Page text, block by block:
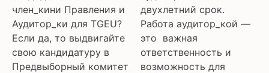
член_кини Правления и
Аудитор_ки для TGEU?
Если да, то выдвигайте
свою кандидатуру в
Предвыборный комитет
двухлетний срок.
Работа аудитор_кой —
это важная
ответственность и
возможность для